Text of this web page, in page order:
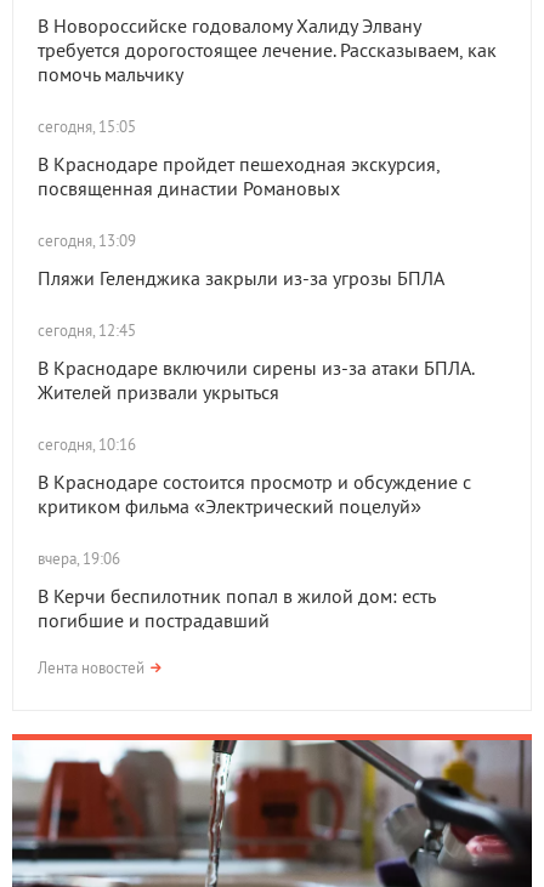
В Новороссийске годовалому Халиду Элвану
требуется дорогостоящее лечение. Рассказываем, как
помочь мальчику
сегодня, 15:05
В Краснодаре пройдет пешеходная экскурсия,
посвященная династии Романовых
сегодня, 13:09
Пляжи Геленджика закрыли из-за угрозы БПЛА
сегодня, 12:45
В Краснодаре включили сирены из-за атаки БПЛА.
Жителей призвали укрыться
сегодня, 10:16
В Краснодаре состоится просмотр и обсуждение с
критиком фильма «Электрический поцелуй»
вчера, 19:06
В Керчи беспилотник попал в жилой дом: есть
погибшие и пострадавший
Лента новостей